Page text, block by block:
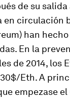
de su
en circulación
han
En la
de 2014, los
Eth. A
empezase